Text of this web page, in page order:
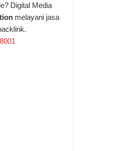
Digital Media
melayani jasa